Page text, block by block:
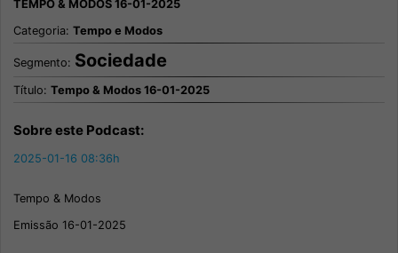
Categoria: Tempo e Modos
Segmento: Sociedade
Título: Tempo & Modos 16-01-2025
Sobre este Podcast:
2025-01-16 08:36h
Tempo & Modos
Emissão 16-01-2025